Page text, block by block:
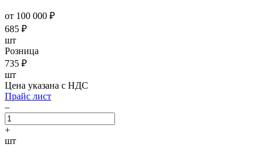
от 100 000 ₽
685 ₽
шт
Розница
735 ₽
шт
Цена указана с НДС
Прайс лист
–
+
шт